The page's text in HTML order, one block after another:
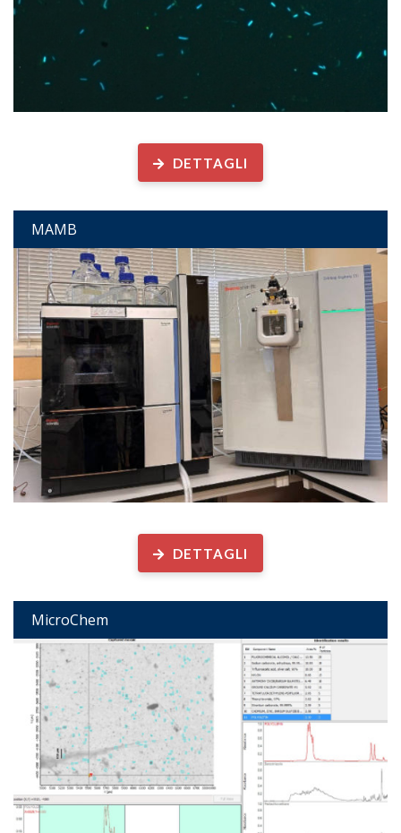
DETTAGLI
MAMB
DETTAGLI
MicroChem